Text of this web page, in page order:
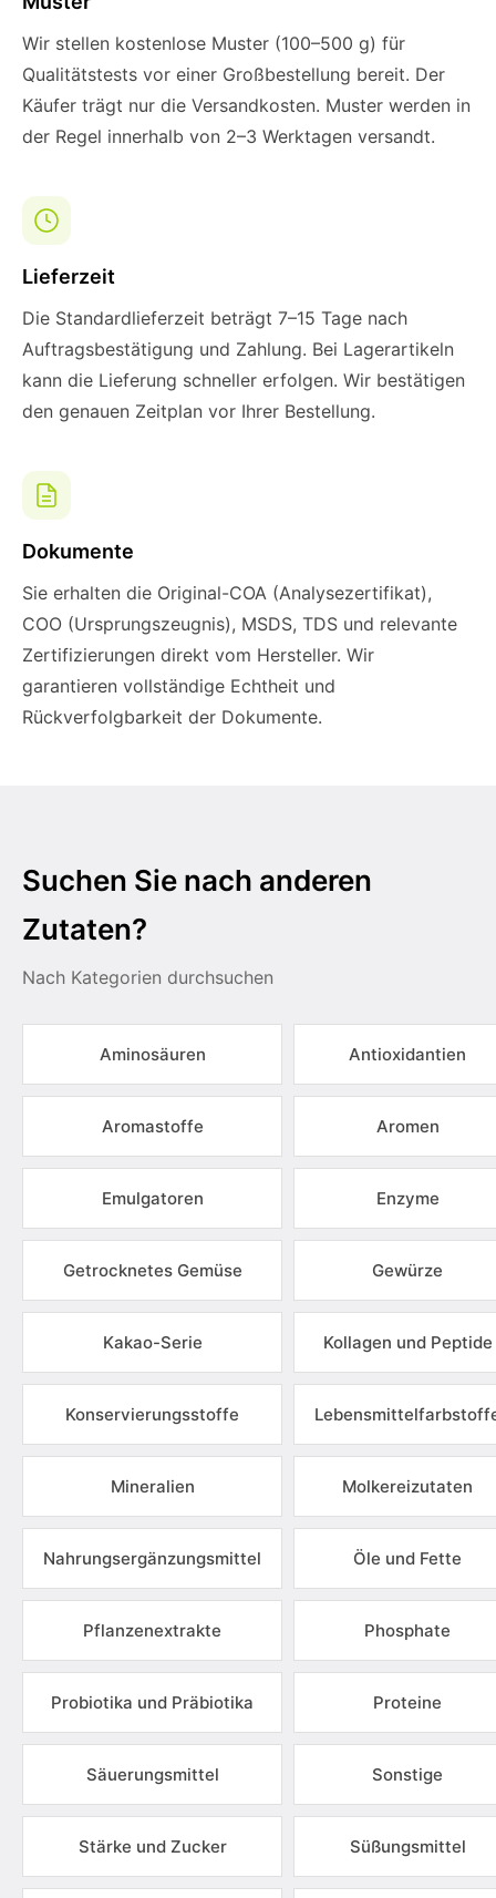
Wir stellen kostenlose Muster (100–500 g) für
Qualitätstests vor einer Großbestellung bereit. Der
Käufer trägt nur die Versandkosten. Muster werden in
der Regel innerhalb von 2–3 Werktagen versandt.
Lieferzeit
Die Standardlieferzeit beträgt 7–15 Tage nach
Auftragsbestätigung und Zahlung. Bei Lagerartikeln
kann die Lieferung schneller erfolgen. Wir bestätigen
den genauen Zeitplan vor Ihrer Bestellung.
Dokumente
Sie erhalten die Original-COA (Analysezertifikat),
COO (Ursprungszeugnis), MSDS, TDS und relevante
Zertifizierungen direkt vom Hersteller. Wir
garantieren vollständige Echtheit und
Rückverfolgbarkeit der Dokumente.
Suchen Sie nach anderen
Zutaten?
Nach Kategorien durchsuchen
Aminosäuren Antioxidantien
Aromastoffe Aromen
Emulgatoren Enzyme
Getrocknetes Gemüse Gewürze
Kakao-Serie Kollagen und Peptide
Konservierungsstoffe
Mineralien Molkereizutaten
Nahrungsergänzungsmittel Öle und Fette
Pflanzenextrakte Phosphate
Probiotika und Präbiotika Proteine
Säuerungsmittel Sonstige
Stärke und Zucker Süßungsmittel